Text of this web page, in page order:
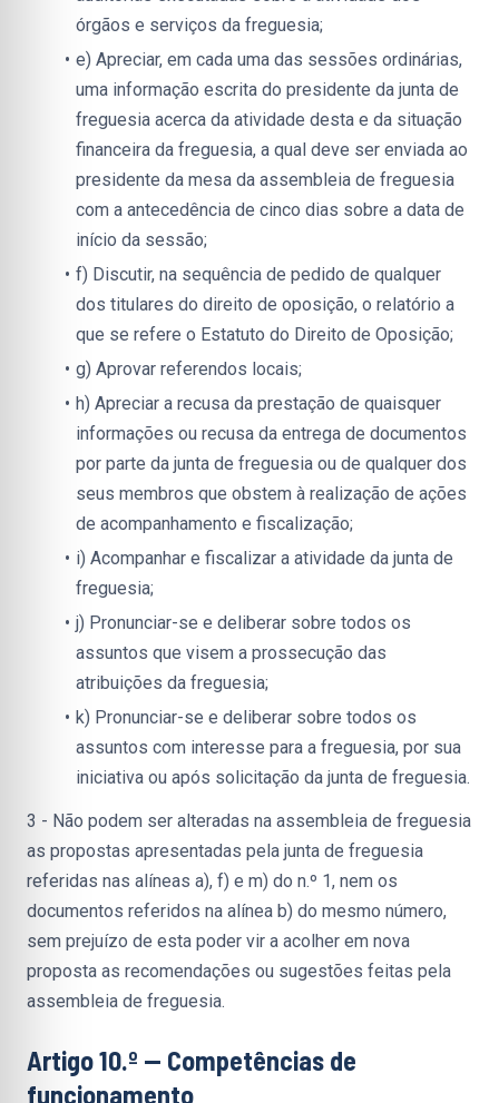
órgãos e serviços da freguesia;
e) Apreciar, em cada uma das sessões ordinárias,
uma informação escrita do presidente da junta de
freguesia acerca da atividade desta e da situação
financeira da freguesia, a qual deve ser enviada ao
presidente da mesa da assembleia de freguesia
com a antecedência de cinco dias sobre a data de
início da sessão;
f) Discutir, na sequência de pedido de qualquer
dos titulares do direito de oposição, o relatório a
que se refere o Estatuto do Direito de Oposição;
g) Aprovar referendos locais;
h) Apreciar a recusa da prestação de quaisquer
informações ou recusa da entrega de documentos
por parte da junta de freguesia ou de qualquer dos
seus membros que obstem à realização de ações
de acompanhamento e fiscalização;
i) Acompanhar e fiscalizar a atividade da junta de
freguesia;
j) Pronunciar-se e deliberar sobre todos os
assuntos que visem a prossecução das
atribuições da freguesia;
k) Pronunciar-se e deliberar sobre todos os
assuntos com interesse para a freguesia, por sua
iniciativa ou após solicitação da junta de freguesia.
3 - Não podem ser alteradas na assembleia de freguesia
as propostas apresentadas pela junta de freguesia
referidas nas alíneas a), f) e m) do n.º 1, nem os
documentos referidos na alínea b) do mesmo número,
sem prejuízo de esta poder vir a acolher em nova
proposta as recomendações ou sugestões feitas pela
assembleia de freguesia.
Artigo 10.º — Competências de
funcionamento